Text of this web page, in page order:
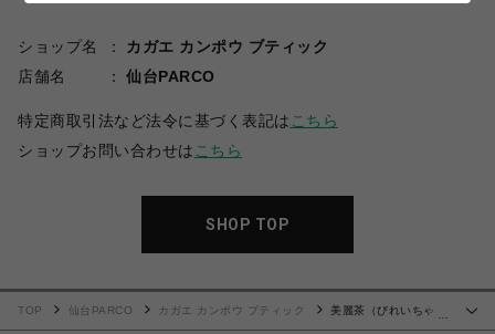
ショップ名
カガエ カンポウ ブティック
店舗名
仙台PARCO
特定商取引法など法令に基づく表記は こちら
ショップお問い合わせは こちら
SHOP TOP
…
TOP 仙台PARCO カガエ カンポウ ブティック
美麗茶（びれいちゃ）